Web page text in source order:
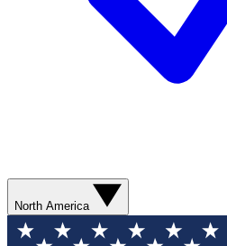
North America